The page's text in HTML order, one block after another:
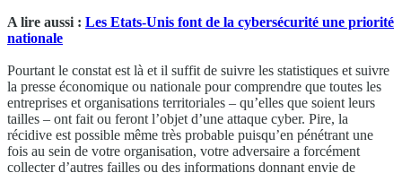
A lire aussi : Les Etats-Unis font de la cybersécurité une priorité
nationale
Pourtant le constat est là et il suffit de suivre les statistiques et suivre
la presse économique ou nationale pour comprendre que toutes les
entreprises et organisations territoriales – qu’elles que soient leurs
tailles – ont fait ou feront l’objet d’une attaque cyber. Pire, la
récidive est possible même très probable puisqu’en pénétrant une
fois au sein de votre organisation, votre adversaire a forcément
collecter d’autres failles ou des informations donnant envie de